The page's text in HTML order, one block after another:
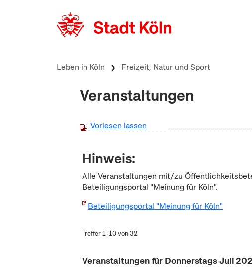
Leben in Köln Freizeit, Natur und Sport
Veranstaltungen
Vorlesen lassen
Hinweis:
Alle Veranstaltungen mit/zu
Beteiligungsportal "Meinung für Köln".
Beteiligungsportal "Meinung für Köln"
Treffer 1–10 von 32
Veranstaltungen für Donnerstags Juli